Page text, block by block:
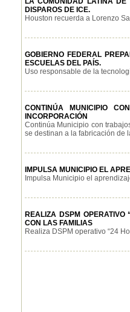
DISPAROS DE ICE.
Houston recuerda a Lorenzo
GOBIERNO FEDERAL
ESCUELAS DEL PAÍS.
Uso responsable de la
CONTINÚA MUNICIPIO
INCORPORACIÓN
Continúa Municipio con
se destinan a la fabricación de
IMPULSA MUNICIPIO EL
Impulsa Municipio el
REALIZA DSPM
CON LAS FAMILIAS
Realiza DSPM operativo “24